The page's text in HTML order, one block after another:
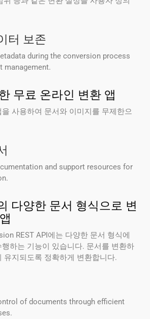
터 보존
during the conversion process
management.
한 무료 온라인 변환 앱
사용하여 문서와 이미지를 무제한으
and support resources for
다양한 문서 형식으로 변
REST API에는 다양한 문서 형식에
하는 기능이 있습니다. 문서를 변환하
유지되도록 정확하게 변환합니다.
of documents through efficient